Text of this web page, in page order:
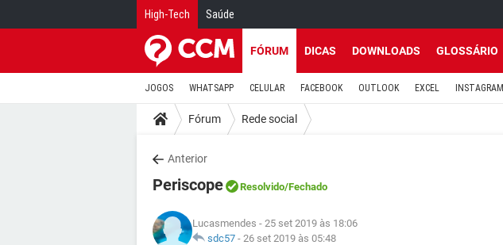
High-Tech Saúde
FÓRUM DICAS DOWNLOADS GLOSSÁRIO
JOGOS WHATSAPP CELULAR FACEBOOK OUTLOOK EXCEL INSTAGRAM
Fórum Rede social
Anterior
Periscope Resolvido/Fechado
Lucasmendes - 25 set 2019 às 18:06
sdc57 - 26 set 2019 às 05:48